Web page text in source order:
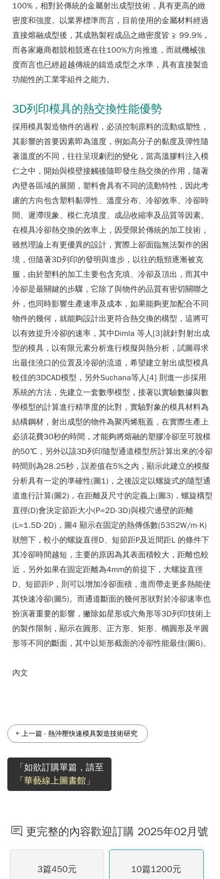
100%，相對於傳統的金屬射出成型技術，具有更高的緻
密度和強度。以業界標準而言，目前使用的金屬材料經過
直接熔融成型後，其成熟製程成品之緻密度皆 ≧ 99.9%，
而各家廠商都競相競逐在往100%方向推進，而就機械強
度而言也已經超越傳統的鑄造成型之水準，具有直接製造
功能性的工業零組件之能力。
3D列印模具的熱交換性能優勢
採用模具製造物件的過程，必須控制原料的流動或塑性，
其影響的首要因素即為溫度，例如高分子的黏度及彈性隨
著溫度的不同，往往呈現劇烈的變化，當高溫膠料注入模
仁之中，開始與模壁接觸後隨即發生熱交換的作用，隨著
內壁各區域的展開，塑料會具有不同的流動特性，因此考
慮的方向包含塑料黏彈性、溫度分布、冷卻效率、冷卻時
間、遲滯現象、模仁充填度、成品收縮率及品質等因素。
在模具冷卻熱交換的效率上，因受限於傳統的加工技術，
雖然理論上有更優異的設計，實際上卻面臨無法製作的困
境，但隨著3D列印的發明與進步，以往的瓶頸逐漸被克
服，由於塑料的加工主要包含充填、冷卻及頂出，而其中
冷卻是最關鍵的步驟，它除了與物件的品質有密切關聯之
外，也同時影響生產速率及成本，如果能夠更加配合不同
物件的幾何，就能夠設計出更符合熱交換的構型，這將可
以有效提升冷卻的速率，其中Dimla 等人[3]就針對射出成
型的模具，以有限元素分析進行模擬與熱分析，試圖尋求
出最佳澆口的位置及冷卻的流道，希望建立射出成型模具
較佳的3DCAD模型，另外Suchana等人[4] 則進一步採用
系統的方法，先建立一套數學模型，接著以實驗數據與數
學模型的計算進行精準度的比對，實驗對象的模具材料為
結構鋼材，射出成型的物件為聚丙烯瓶蓋，在實際生產上
必須花費30秒的時間，才能夠將熔融的塑膠冷卻至可脫模
的50℃，另外以該3D列印隨型通道模型所計算出來的冷卻
時間則為28.25秒，誤差值在5%之內，顯示此建立的模擬
分析具有一定的準確性(圖1)，之後設定以螺旋式的隨型通
道進行計算(圖2)，在距離及尺寸的定義上(圖3)，螺旋構型
直徑(D)會決定節距大小(P=2D-3D)與模穴邊壁的距離
(L=1.5D-2D)，圖4 顯示在固定的熱傳係數(5352W/m-K)
狀態下，較小的螺旋直徑D、短節距P及近間距L 的條件下
其冷卻時間越短，主要的原因為其表面積較大，距離也較
近，另外如果在固定距離為4mm的前提下，大螺旋直徑
D、短節距P，則可以增加冷卻面積，進而帶走更多熱能使
其快速冷卻(圖5)。而通道斷面的幾何形狀對於冷卻速率也
扮演著重要的影響，撇除如星形或六角形等3D列印技術上
的製作限制，顯示在圓形、正方形、矩形、橢圓形及半圓
形等不同的斷面，其中以矩形截面的冷卻性能最佳(圖6)。
內文
上一篇 - 熱沖壓快速模具製造技術研究
「如欲訂購單篇，請至
「華藝線上圖書館」
更完整的內容歡迎訂購 2025年02月號
3篇450元 10篇1200元